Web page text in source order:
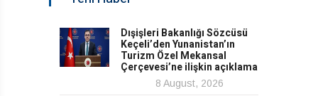
Dışişleri Bakanlığı Sözcüsü
Keçeli’den Yunanistan’ın
Turizm Özel Mekansal
Çerçevesi’ne ilişkin açıklama
8 August, 2026